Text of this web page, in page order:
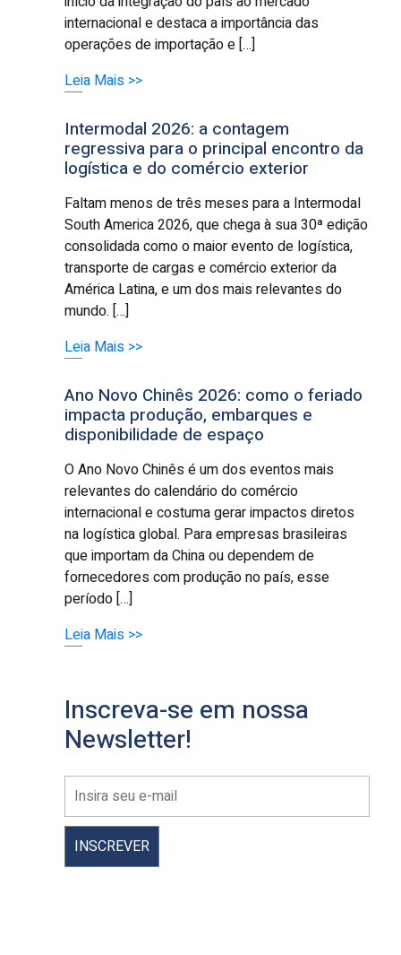
internacional e destaca a importância das
operações de importação e […]
Leia Mais >>
Intermodal 2026: a contagem
regressiva para o principal encontro da
logística e do comércio exterior
Faltam menos de três meses para a Intermodal
South America 2026, que chega à sua 30ª edição
consolidada como o maior evento de logística,
transporte de cargas e comércio exterior da
América Latina, e um dos mais relevantes do
mundo. […]
Leia Mais >>
Ano Novo Chinês 2026: como o feriado
impacta produção, embarques e
disponibilidade de espaço
O Ano Novo Chinês é um dos eventos mais
relevantes do calendário do comércio
internacional e costuma gerar impactos diretos
na logística global. Para empresas brasileiras
que importam da China ou dependem de
fornecedores com produção no país, esse
período […]
Leia Mais >>
Inscreva-se em nossa
Newsletter!